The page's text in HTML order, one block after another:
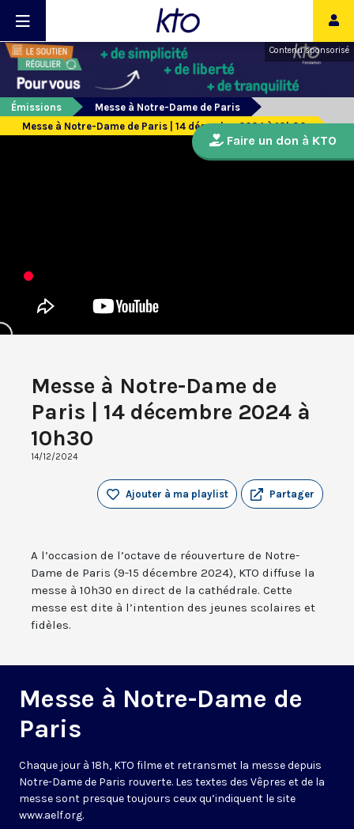
Contenu sponsorisé
Émissions
Messe à Notre-Dame de Paris
Messe à Notre-Dame de Paris | 14 décembre 2024 à 10h30
Messe à Notre-Dame de
Paris | 14 décembre 2024 à
10h30
14/12/2024
Partager
Ajouter à ma playlist
A l’occasion de l’octave de réouverture de Notre-
Dame de Paris (9-15 décembre 2024), KTO diffuse la
messe à 10h30 en direct de la cathédrale. Cette
messe est dite à l’intention des jeunes scolaires et
fidèles.
Messe à Notre-Dame de
Paris
Chaque jour à 18h, KTO filme et retransmet la messe depuis
Notre-Dame de Paris rouverte. Les textes des Vêpres et de la
messe sont presque toujours ceux qu’indiquent le site
www.aelf.org.
Faire un don à KTO